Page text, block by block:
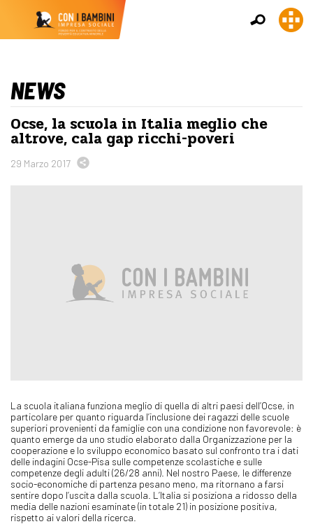
NEWS
Ocse, la scuola in Italia meglio che
altrove, cala gap ricchi-poveri
29 Marzo 2017
La scuola italiana funziona meglio di quella di altri paesi dell’Ocse, in
particolare per quanto riguarda l’inclusione dei ragazzi delle scuole
superiori provenienti da famiglie con una condizione non favorevole: è
quanto emerge da uno studio elaborato dalla Organizzazione per la
cooperazione e lo sviluppo economico basato sul confronto tra i dati
delle indagini Ocse-Pisa sulle competenze scolastiche e sulle
competenze degli adulti (26/28 anni). Nel nostro Paese, le differenze
socio-economiche di partenza pesano meno, ma ritornano a farsi
sentire dopo l’uscita dalla scuola. L’Italia si posiziona a ridosso della
media delle nazioni esaminate (in totale 21) in posizione positiva,
rispetto ai valori della ricerca.